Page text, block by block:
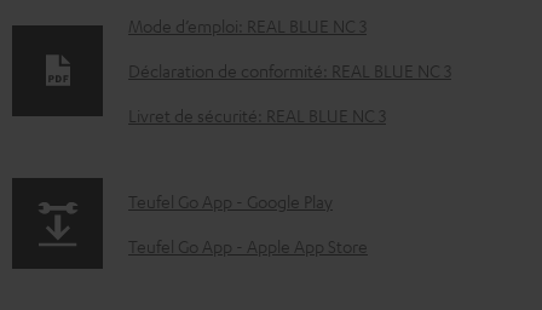
D
o
e
n
Mode d’emploi: REAL BLUE NC 3
Déclaration de conformité: REAL BLUE NC 3
Livret de sécurité: REAL BLUE NC 3
p
a
Teufel Go App - Google Play
Teufel Go App - Apple App Store